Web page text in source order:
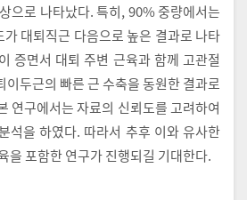
으로 나타났다. 특히, 90% 중량에서는
대퇴직근 다음으로 높은 결과로 나타
증면서 대퇴 주변 근육과 함께 고관절
이두근의 빠른 근 수축을 동원한 결과로
연구에서는 자료의 신뢰도를 고려하여
석을 하였다. 따라서 추후 이와 유사한
을 포함한 연구가 진행되길 기대한다.